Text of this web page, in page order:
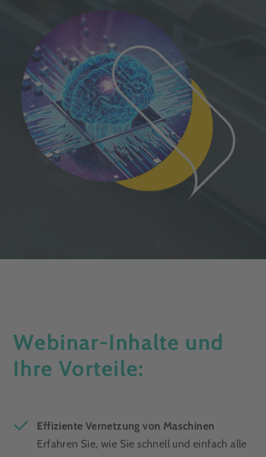
Webinar-Inhalte und
Ihre Vorteile:
Effiziente Vernetzung von Maschinen
Erfahren Sie, wie Sie schnell und einfach alle